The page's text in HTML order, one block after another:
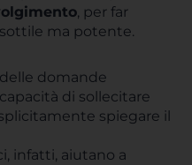
, per far
ma potente.
domande
di sollecitare
spiegare il
infatti, aiutano a